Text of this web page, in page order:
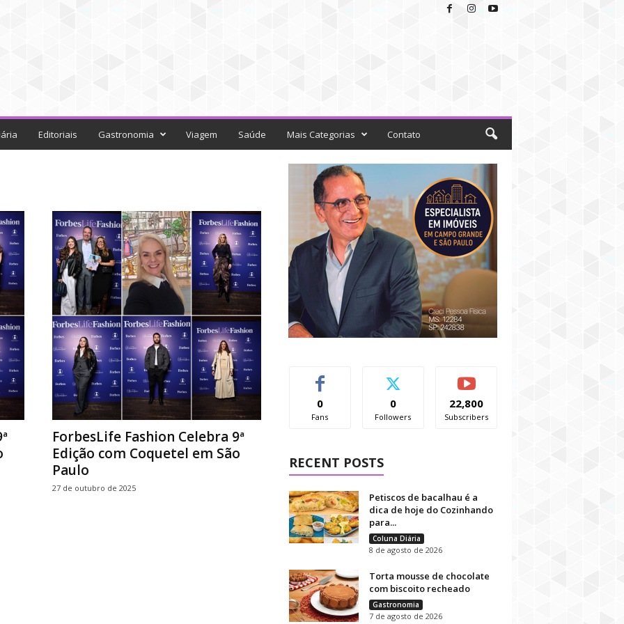
Editoriais Gastronomia Viagem Saúde Mais Categorias Contato
ForbesLife Fashion Celebra 9ª
Edição com Coquetel em São
Paulo
27 de outubro de 2025
0
Fans
0
Followers
22,800
Subscribers
RECENT POSTS
Petiscos de bacalhau é a
dica de hoje do Cozinhando
para...
Coluna Diária
8 de agosto de 2026
Torta mousse de chocolate
com biscoito recheado
Gastronomia
7 de agosto de 2026